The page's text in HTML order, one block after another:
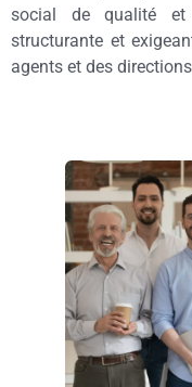
social de qualité et
structurante et
agents et des